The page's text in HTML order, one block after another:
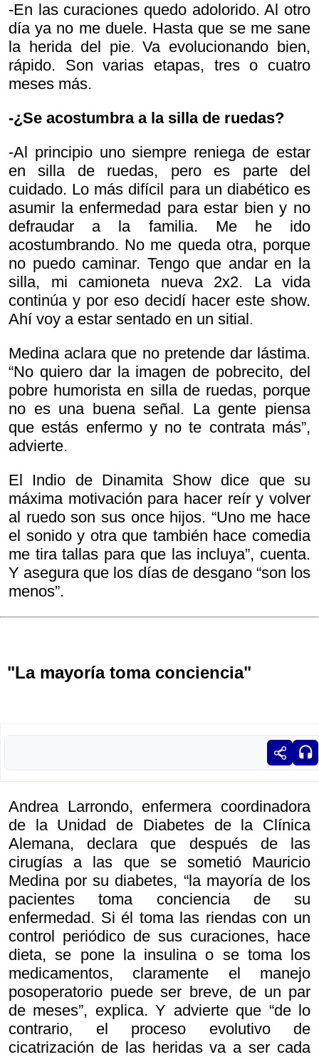
-En las curaciones quedo adolorido. Al otro
día ya no me duele. Hasta que se me sane
la herida del pie. Va evolucionando bien,
rápido. Son varias etapas, tres o cuatro
meses más.
-¿Se acostumbra a la silla de ruedas?
-Al principio uno siempre reniega de estar
en silla de ruedas, pero es parte del
cuidado. Lo más difícil para un diabético es
asumir la enfermedad para estar bien y no
defraudar a la familia. Me he ido
acostumbrando. No me queda otra, porque
no puedo caminar. Tengo que andar en la
silla, mi camioneta nueva 2x2. La vida
continúa y por eso decidí hacer este show.
Ahí voy a estar sentado en un sitial.
Medina aclara que no pretende dar lástima.
“No quiero dar la imagen de pobrecito, del
pobre humorista en silla de ruedas, porque
no es una buena señal. La gente piensa
que estás enfermo y no te contrata más”,
advierte.
El Indio de Dinamita Show dice que su
máxima motivación para hacer reír y volver
al ruedo son sus once hijos. “Uno me hace
el sonido y otra que también hace comedia
me tira tallas para que las incluya”, cuenta.
Y asegura que los días de desgano “son los
menos”.
"La mayoría toma conciencia"
Andrea Larrondo, enfermera coordinadora
de la Unidad de Diabetes de la Clínica
Alemana, declara que después de las
cirugías a las que se sometió Mauricio
Medina por su diabetes, “la mayoría de los
pacientes toma conciencia de su
enfermedad. Si él toma las riendas con un
control periódico de sus curaciones, hace
dieta, se pone la insulina o se toma los
medicamentos, claramente el manejo
posoperatorio puede ser breve, de un par
de meses”, explica. Y advierte que “de lo
contrario, el proceso evolutivo de
cicatrización de las heridas va a ser cada